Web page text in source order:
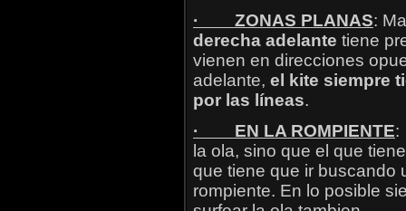
· ZONAS PLANAS:
derecha adelante tiene
vienen en direcciones
adelante, el kite siempre
por las líneas.
· EN LA ROMPIENTE:
la ola, sino que el que
que tiene que ir buscando
rompiente. En lo posible